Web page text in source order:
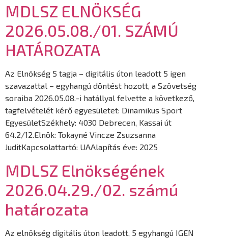
MDLSZ ELNÖKSÉG
2026.05.08./01. SZÁMÚ
HATÁROZATA
Az Elnökség 5 tagja – digitális úton leadott 5 igen
szavazattal – egyhangú döntést hozott, a Szövetség
soraiba 2026.05.08.-i hatállyal felvette a következő,
tagfelvételét kérő egyesületet: Dinamikus Sport
EgyesületSzékhely: 4030 Debrecen, Kassai út
64.2/12.Elnök: Tokayné Vincze Zsuzsanna
JuditKapcsolattartó: UAAlapítás éve: 2025
MDLSZ Elnökségének
2026.04.29./02. számú
határozata
Az elnökség digitális úton leadott, 5 egyhangú IGEN